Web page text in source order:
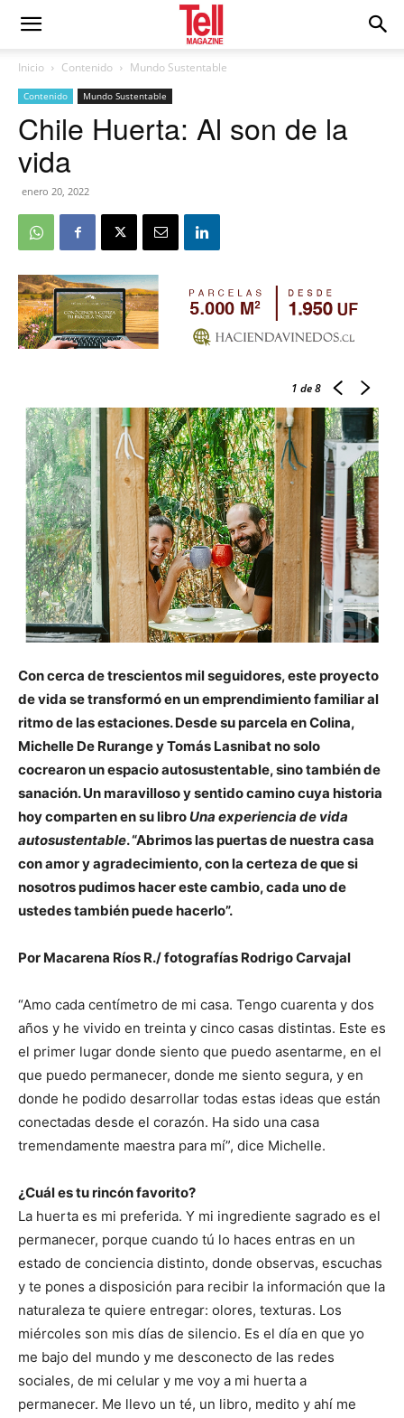
Inicio Contenido Mundo Sustentable
Contenido Mundo Sustentable
Chile Huerta: Al son de la
vida
enero 20, 2022
1 de 8
Con cerca de trescientos mil seguidores, este proyecto
de vida se transformó en un emprendimiento familiar al
ritmo de las estaciones. Desde su parcela en Colina,
Michelle De Rurange y Tomás Lasnibat no solo
cocrearon un espacio autosustentable, sino también de
sanación. Un maravilloso y sentido camino cuya historia
hoy comparten en su libro Una experiencia de vida
autosustentable. “Abrimos las puertas de nuestra casa
con amor y agradecimiento, con la certeza de que si
nosotros pudimos hacer este cambio, cada uno de
ustedes también puede hacerlo”.
Por Macarena Ríos R./ fotografías Rodrigo Carvajal
“Amo cada centímetro de mi casa. Tengo cuarenta y dos
años y he vivido en treinta y cinco casas distintas. Este es
el primer lugar donde siento que puedo asentarme, en el
que puedo permanecer, donde me siento segura, y en
donde he podido desarrollar todas estas ideas que están
conectadas desde el corazón. Ha sido una casa
tremendamente maestra para mí”, dice Michelle.
¿Cuál es tu rincón favorito?
La huerta es mi preferida. Y mi ingrediente sagrado es el
permanecer, porque cuando tú lo haces entras en un
estado de conciencia distinto, donde observas, escuchas
y te pones a disposición para recibir la información que la
naturaleza te quiere entregar: olores, texturas. Los
miércoles son mis días de silencio. Es el día en que yo
me bajo del mundo y me desconecto de las redes
sociales, de mi celular y me voy a mi huerta a
permanecer. Me llevo un té, un libro, medito y ahí me